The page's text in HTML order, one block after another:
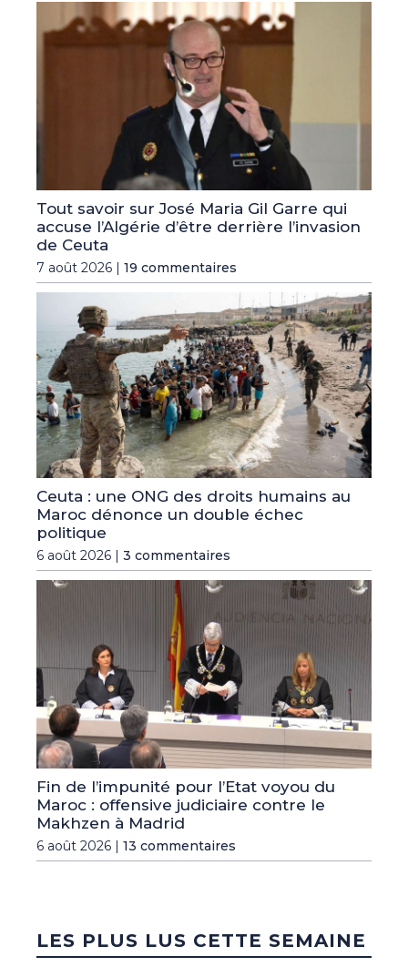
Tout savoir sur José Maria Gil Garre qui
accuse l’Algérie d’être derrière l’invasion
de Ceuta
7 août 2026 | 19 commentaires
Ceuta : une ONG des droits humains au
Maroc dénonce un double échec
politique
6 août 2026 | 3 commentaires
Fin de l’impunité pour l’Etat voyou du
Maroc : offensive judiciaire contre le
Makhzen à Madrid
6 août 2026 | 13 commentaires
LES PLUS LUS CETTE SEMAINE